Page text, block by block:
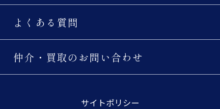
よくある質問
仲介・買取のお問い合わせ
サイトポリシー